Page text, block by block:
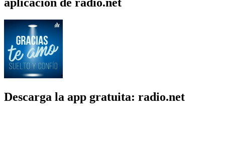
Descarga la app gratuita: radio.net